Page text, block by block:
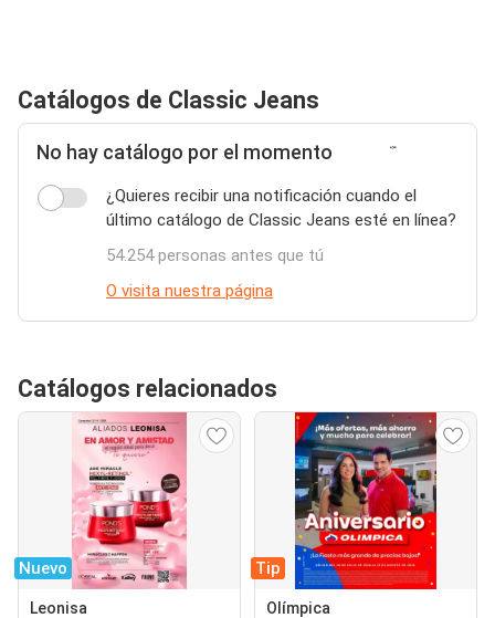
Catálogos de Classic Jeans
No hay catálogo por el momento
¿Quieres recibir una notificación cuando el
último catálogo de Classic Jeans esté en línea?
54.254 personas antes que tú
O visita nuestra página
Catálogos relacionados
Nuevo
Leonisa
Tip
Olímpica